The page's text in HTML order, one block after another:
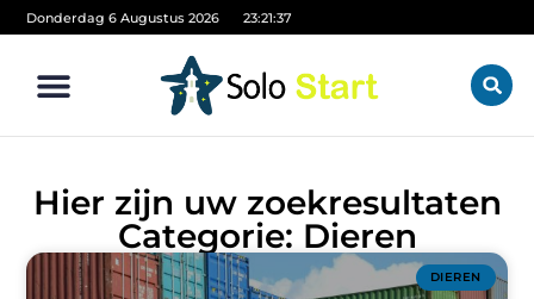
Donderdag 6 Augustus 2026 23:21:37
Hier zijn uw zoekresultaten
Categorie: Dieren
DIEREN